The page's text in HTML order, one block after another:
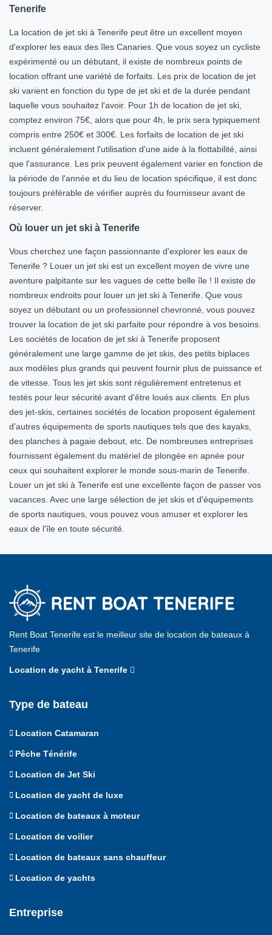
Tenerife
La location de jet ski à Tenerife peut être un excellent moyen
d'explorer les eaux des îles Canaries. Que vous soyez un cycliste
expérimenté ou un débutant, il existe de nombreux points de
location offrant une variété de forfaits. Les prix de location de jet
ski varient en fonction du type de jet ski et de la durée pendant
laquelle vous souhaitez l'avoir. Pour 1h de location de jet ski,
comptez environ 75€, alors que pour 4h, le prix sera typiquement
compris entre 250€ et 300€. Les forfaits de location de jet ski
incluent généralement l'utilisation d'une aide à la flottabilité, ainsi
que l'assurance. Les prix peuvent également varier en fonction de
la période de l'année et du lieu de location spécifique, il est donc
toujours préférable de vérifier auprès du fournisseur avant de
réserver.
Où louer un jet ski à Tenerife
Vous cherchez une façon passionnante d'explorer les eaux de
Tenerife ? Louer un jet ski est un excellent moyen de vivre une
aventure palpitante sur les vagues de cette belle île ! Il existe de
nombreux endroits pour louer un jet ski à Tenerife. Que vous
soyez un débutant ou un professionnel chevronné, vous pouvez
trouver la location de jet ski parfaite pour répondre à vos besoins.
Les sociétés de location de jet ski à Tenerife proposent
généralement une large gamme de jet skis, des petits biplaces
aux modèles plus grands qui peuvent fournir plus de puissance et
de vitesse. Tous les jet skis sont régulièrement entretenus et
testés pour leur sécurité avant d'être loués aux clients. En plus
des jet-skis, certaines sociétés de location proposent également
d'autres équipements de sports nautiques tels que des kayaks,
des planches à pagaie debout, etc. De nombreuses entreprises
fournissent également du matériel de plongée en apnée pour
ceux qui souhaitent explorer le monde sous-marin de Tenerife.
Louer un jet ski à Tenerife est une excellente façon de passer vos
vacances. Avec une large sélection de jet skis et d'équipements
de sports nautiques, vous pouvez vous amuser et explorer les
eaux de l'île en toute sécurité.
Rent Boat Tenerife est le meilleur site de location de bateaux à
Tenerife
Location de yacht à Tenerife
Type de bateau
Location Catamaran
Pêche Ténérife
Location de Jet Ski
Location de yacht de luxe
Location de bateaux à moteur
Location de voilier
Location de bateaux sans chauffeur
Location de yachts
Entreprise